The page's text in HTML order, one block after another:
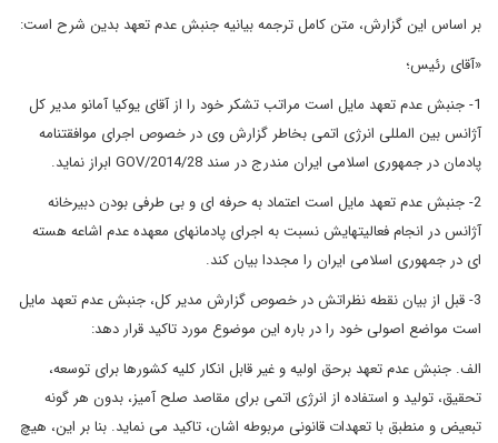
بر اساس این گزارش، متن کامل ترجمه بیانیه جنبش عدم تعهد بدین شرح است:
«آقای رئیس؛
1- جنبش عدم تعهد مایل است مراتب تشکر خود را از آقای یوکیا آمانو مدیر کل
آژانس بین المللی انرژی اتمی بخاطر گزارش وی در خصوص اجرای موافقتنامه
پادمان در جمهوری اسلامی ایران مندرج در سند GOV/2014/28 ابراز نماید.
2- جنبش عدم تعهد مایل است اعتماد به حرفه ای و بی طرفی بودن دبیرخانه
آژانس در انجام فعالیتهایش نسبت به اجرای پادمانهای معهده عدم اشاعه هسته
ای در جمهوری اسلامی ایران را مجددا بیان کند.
3- قبل از بیان نقطه نظراتش در خصوص گزارش مدیر کل، جنبش عدم تعهد مایل
است مواضع اصولی خود را در باره این موضوع مورد تاکید قرار دهد:
الف. جنبش عدم تعهد برحق اولیه و غیر قابل انکار کلیه کشورها برای توسعه،
تحقیق، تولید و استفاده از انرژی اتمی برای مقاصد صلح آمیز، بدون هر گونه
تبعیض و منطبق با تعهدات قانونی مربوطه اشان، تاکید می نماید. بنا بر این، هیچ